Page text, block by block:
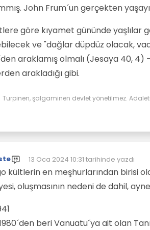
John Frum´un gerçekten
göre kıyamet gününde yaşlılar
ve "dağlar düpdüz olacak,
araklamış olmalı (Jesaya 40,
arakladığı gibi.
Turpinen, şalgaminen devlet yönetilmez.
13 Oca 2024 10:31 tarihinde yazdı
Son düzenleyen:
kültlerin en meşhurlarından birisi
oluşmasının nedeni de dahil,
beri Vanuatu´ya ait olan